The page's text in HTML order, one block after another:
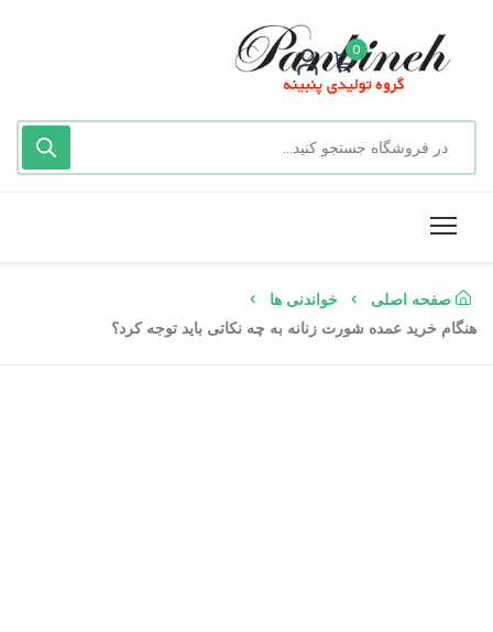
0
صفحه اصلی
خواندنی ها
هنگام خرید عمده شورت زنانه به چه نکاتی باید توجه کرد؟